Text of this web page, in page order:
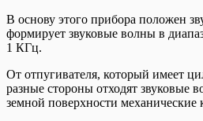
В основу этого прибора положен
формирует звуковые волны в
1 КГц.
От отпугивателя, который имеет
разные стороны отходят звуковые
земной поверхности механические